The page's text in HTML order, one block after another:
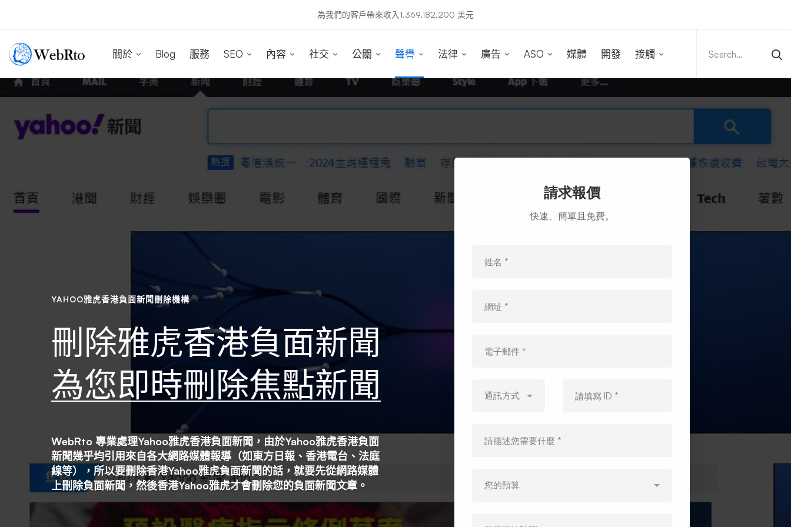
為我們的客戶帶來收入1,369,182,200 美元
關於 Blog 服務 SEO 內容 社交 公關 聲譽 法律 廣告 ASO 媒體 開發 接觸
for:
Yahoo
雅
負
面
新
刪
除
YAHOO雅虎香港負面新聞刪除機構
刪除雅虎香港負面新聞
為您即時刪除焦點新聞
WebRto 專業處理Yahoo雅虎香港負面新聞，由於Yahoo雅虎香港負面
新聞幾乎均引用來自各大網路媒體報導（如東方日報、香港電台、法庭
線等），所以要刪除香港Yahoo雅虎負面新聞的話，就要先從網路媒體
上刪除負面新聞，然後香港Yahoo雅虎才會刪除您的負面新聞文章。
請求報價
快速、簡單且免費。